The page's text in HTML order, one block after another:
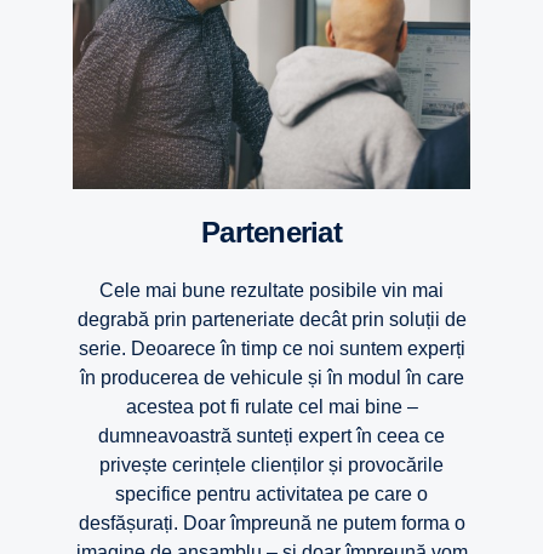
Parteneriat
Cele mai bune rezultate posibile vin mai
degrabă prin parteneriate decât prin soluții de
serie. Deoarece în timp ce noi suntem experți
în producerea de vehicule și în modul în care
acestea pot fi rulate cel mai bine –
dumneavoastră sunteți expert în ceea ce
privește cerințele clienților și provocările
specifice pentru activitatea pe care o
desfășurați. Doar împreună ne putem forma o